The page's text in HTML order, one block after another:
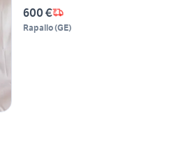
600 €
Rapallo(GE)